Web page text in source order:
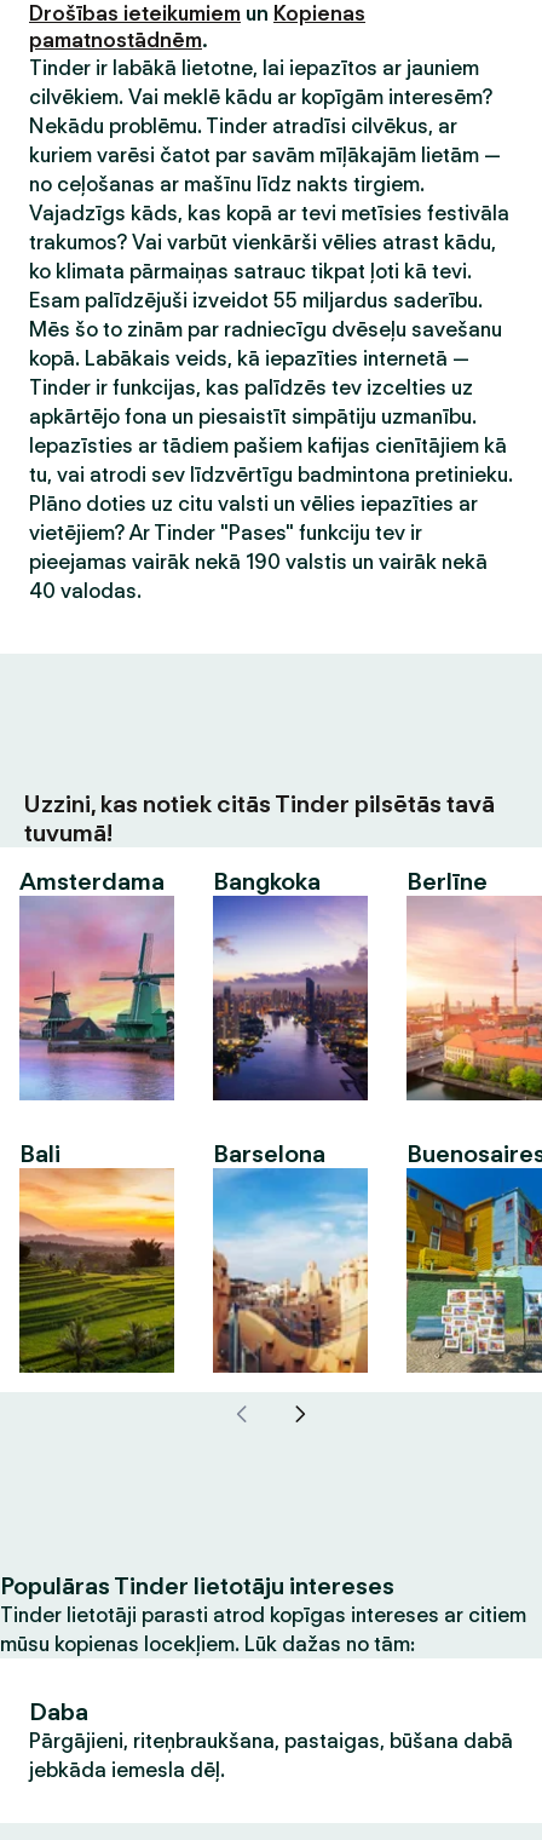
Drošības ieteikumiem un Kopienas
pamatnostādnēm.
Tinder ir labākā lietotne, lai iepazītos ar jauniem
cilvēkiem. Vai meklē kādu ar kopīgām interesēm?
Nekādu problēmu. Tinder atradīsi cilvēkus, ar
kuriem varēsi čatot par savām mīļākajām lietām —
no ceļošanas ar mašīnu līdz nakts tirgiem.
Vajadzīgs kāds, kas kopā ar tevi metīsies festivāla
trakumos? Vai varbūt vienkārši vēlies atrast kādu,
ko klimata pārmaiņas satrauc tikpat ļoti kā tevi.
Esam palīdzējuši izveidot 55 miljardus saderību.
Mēs šo to zinām par radniecīgu dvēseļu savešanu
kopā. Labākais veids, kā iepazīties internetā —
Tinder ir funkcijas, kas palīdzēs tev izcelties uz
apkārtējo fona un piesaistīt simpātiju uzmanību.
Iepazīsties ar tādiem pašiem kafijas cienītājiem kā
tu, vai atrodi sev līdzvērtīgu badmintona pretinieku.
Plāno doties uz citu valsti un vēlies iepazīties ar
vietējiem? Ar Tinder "Pases" funkciju tev ir
pieejamas vairāk nekā 190 valstis un vairāk nekā
40 valodas.
Uzzini, kas notiek citās Tinder pilsētās tavā
tuvumā!
Amsterdama
Bali
Bangkoka
Barselona
Berlīne
Populāras Tinder lietotāju intereses
Tinder lietotāji parasti atrod kopīgas intereses ar citiem
mūsu kopienas locekļiem. Lūk dažas no tām:
Daba
Pārgājieni, riteņbraukšana, pastaigas, būšana dabā
jebkāda iemesla dēļ.